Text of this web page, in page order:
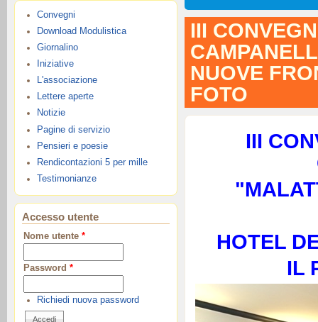
Convegni
Download Modulistica
Giornalino
Iniziative
L'associazione
Lettere aperte
Notizie
Pagine di servizio
Pensieri e poesie
Rendicontazioni 5 per mille
Testimonianze
Accesso utente
Nome utente *
Password *
Richiedi nuova password
III
NUOVE
FOTO
III
HOTEL
IL